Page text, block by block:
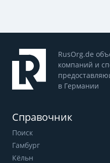
RusOrg.de
компаний и
в Германии
Справочник
Поиск
Гамбург
Кёльн